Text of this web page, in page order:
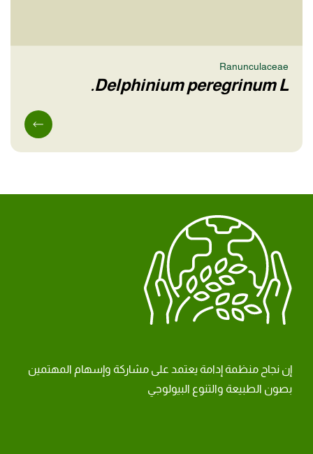
Ranunculaceae
Delphinium peregrinum L.
إن نجاح منظمة إدامة يعتمد على مشاركة وإسهام المهتمين
بصون الطبيعة والتنوع البيولوجي